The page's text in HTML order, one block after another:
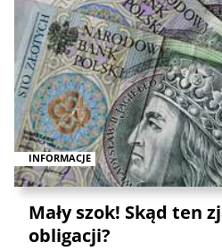
INFORMACJE
Mały szok! Skąd ten
obligacji?